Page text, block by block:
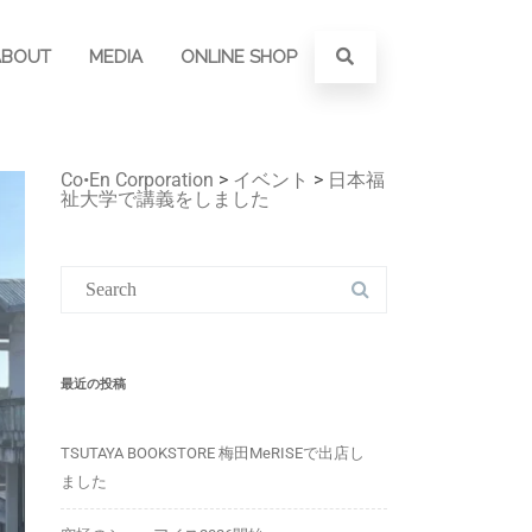
MEDIA ONLINE SHOP
Co•En Corporation > イベント > 日本福
祉大学で講義をしました
最近の投稿
TSUTAYA BOOKSTORE 梅田MeRISEで出店し
ました